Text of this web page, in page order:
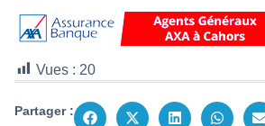
Vues : 20
Partager :